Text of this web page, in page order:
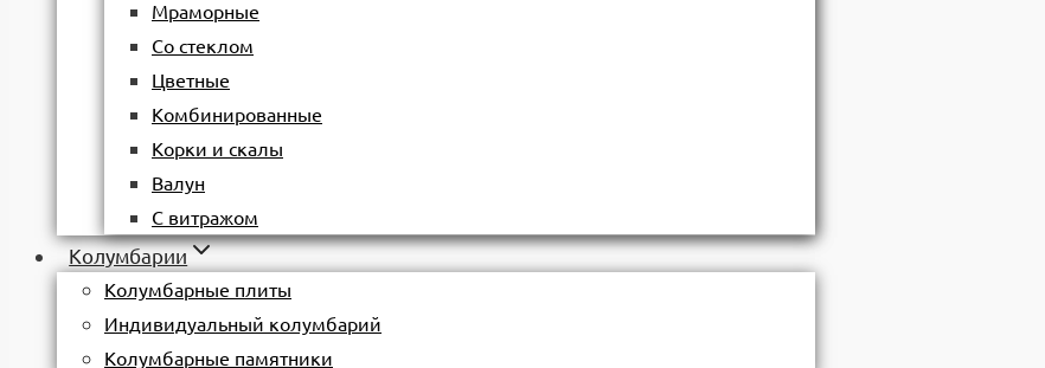
Мраморные
Со стеклом
Цветные
Комбинированные
Корки и скалы
Валун
С витражом
Колумбарии
Колумбарные плиты
Индивидуальный колумбарий
Колумбарные памятники